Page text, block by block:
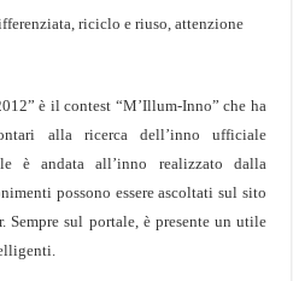
riciclo e riuso, attenzione
è il contest “M’Illum-Inno” che ha
alla ricerca dell’inno ufficiale
è andata all’inno realizzato dalla
possono essere ascoltati sul sito
Sempre sul portale, è presente un utile